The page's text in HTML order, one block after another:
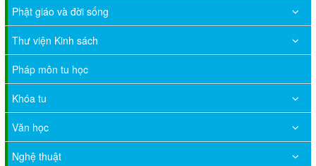
Phật giáo và đời sống
Thư viện Kinh sách
Pháp môn tu học
Khóa tu
Văn học
Nghệ thuật